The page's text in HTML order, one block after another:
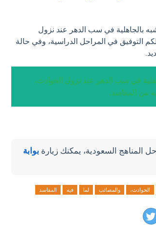
بالجاهلية في سب الدهر عند نزول
التوفيق في المراحل الدراسية، وفي حالة
في سب الدهر عند نزول الحوادث،
من المفاسد.
المناهج السعودية، يمكنك زيارة بوابة
الحوادث، والمصائب لما فيه المفاسد